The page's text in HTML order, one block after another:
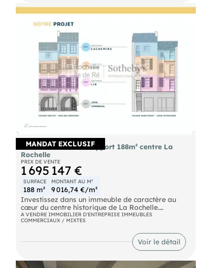
matériaux de qualité.
Cet immeuble représente une valeur patrimoniale
forte à long terme tout en conservant une
rentabilité entre 5 % et 6 %.
Merci de bien vouloir nous contacter afin de
recevoir le dossier complet.
MANDAT EXCLUSIF
Vente immeuble de rapport 188m² centre La
Rochelle
PRIX DE VENTE
1 695 147 €
SURFACE
188 m²
MONTANT AU M²
9 016,74 €/m²
Investissez dans un immeuble de caractère au
cœur du centre historique de La Rochelle.
La Rochelle Île de Ré Sotheby's International
Realty vous propose en exclusivité un immeuble
de rapport du XVIIIe siècle, entièrement restauré
et prêt à l’emploi, offrant une opportunité
A VENDRE IMMOBILIER D'ENTREPRISE IMMEUBLES
COMMERCIAUX / MIXTES
Voir le détail